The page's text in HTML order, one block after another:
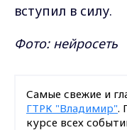
вступил в силу.
Фото: нейросеть
Самые свежие и
ГТРК "Владимир".
курсе всех